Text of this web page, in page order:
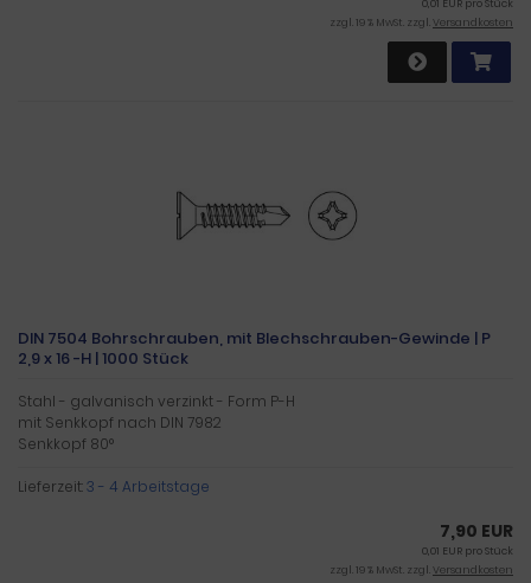
0,01 EUR pro Stück
zzgl. 19 % MwSt. zzgl.Versandkosten
DIN 7504 Bohrschrauben, mit Blechschrauben-Gewinde | P
2,9 x 16 -H | 1000 Stück
Stahl - galvanisch verzinkt - Form P-H
mit Senkkopf nach DIN 7982
Senkkopf 80°
Lieferzeit:3 - 4 Arbeitstage
7,90 EUR
0,01 EUR pro Stück
zzgl. 19 % MwSt. zzgl.Versandkosten